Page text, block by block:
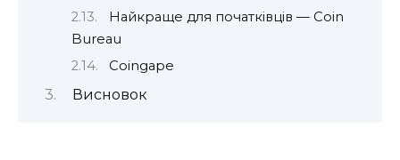
Найкраще для початківців — Coin
Bureau
Coingape
Висновок